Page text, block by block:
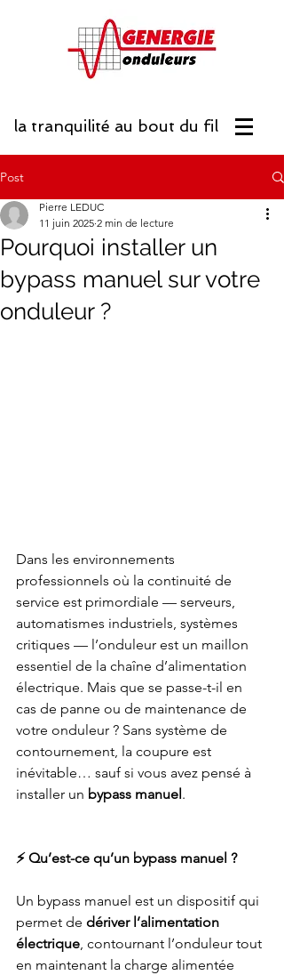
la tranquilité au bout du fil
Post
Pourquoi installer un
bypass manuel sur votre
onduleur ?
Pierre LEDUC
11 juin 2025 2 min de lecture
Dans les environnements
professionnels où la continuité de
service est primordiale — serveurs,
automatismes industriels, systèmes
critiques — l’onduleur est un maillon
essentiel de la chaîne d’alimentation
électrique. Mais que se passe-t-il en
cas de panne ou de maintenance de
votre onduleur ? Sans système de
contournement, la coupure est
inévitable… sauf si vous avez pensé à
installer un bypass manuel .
⚡ Qu’est-ce qu’un bypass manuel ?
Un bypass manuel est un dispositif qui
permet de dériver l’alimentation
électrique, contournant l’onduleur tout
en maintenant la charge alimentée